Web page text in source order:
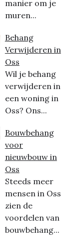
manier om je
muren...
Behang
Verwijderen in
Oss
Wil je behang
verwijderen in
een woning in
Oss? Ons...
Bouwbehang
voor
nieuwbouw in
Oss
Steeds meer
mensen in Oss
zien de
voordelen van
bouwbehang...